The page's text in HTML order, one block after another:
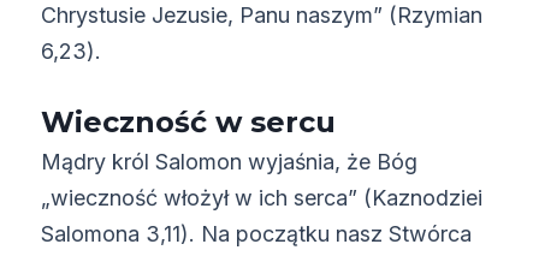
Chrystusie Jezusie, Panu naszym” (Rzymian
6,23).
Wieczność w sercu
Mądry król Salomon wyjaśnia, że Bóg
„wieczność włożył w ich serca” (Kaznodziei
Salomona 3,11). Na początku nasz Stwórca